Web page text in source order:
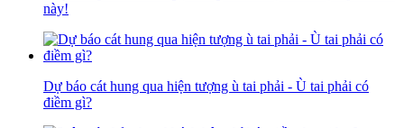
này!
Dự báo cát hung qua hiện tượng ù tai phải - Ù tai phải có
điềm gì?